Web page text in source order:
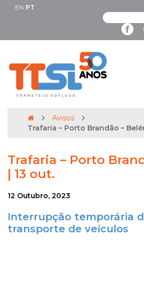
EN PT
Avisos
Trafaria – Porto Brandão –
Trafaria – Porto
| 13 out.
12 Outubro, 2023
Interrupção temporária
transporte de veículos